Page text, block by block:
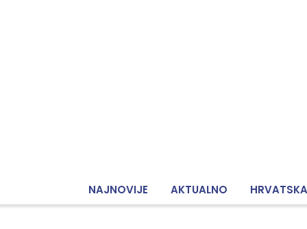
NAJNOVIJE AKTUALNO HRVATSKA